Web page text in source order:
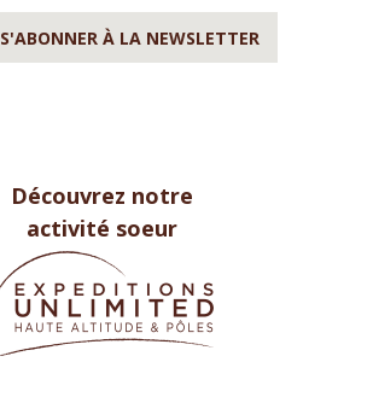
S'ABONNER À LA NEWSLETTER
Découvrez notre
activité soeur